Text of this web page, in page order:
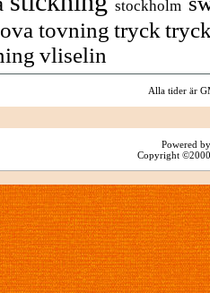
stockholm
tovning tryck
vliselin
Alla tider är
Powered
Copyright